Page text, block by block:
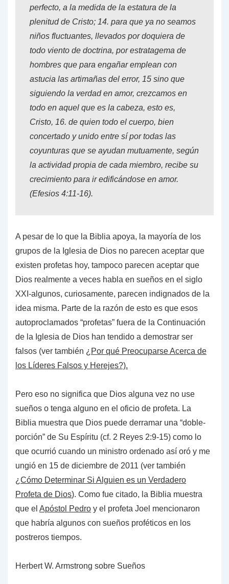
perfecto, a la medida de la estatura de la
plenitud de Cristo; 14. para que ya no seamos
niños fluctuantes, llevados por doquiera de
todo viento de doctrina, por estratagema de
hombres que para engañar emplean con
astucia las artimañas del error, 15 sino que
siguiendo la verdad en amor, crezcamos en
todo en aquel que es la cabeza, esto es,
Cristo, 16. de quien todo el cuerpo, bien
concertado y unido entre sí por todas las
coyunturas que se ayudan mutuamente, según
la actividad propia de cada miembro, recibe su
crecimiento para ir edificándose en amor.
(Efesios 4:11-16).
A pesar de lo que la Biblia apoya, la mayoría de los
grupos de la Iglesia de Dios no parecen aceptar que
existen profetas hoy, tampoco parecen aceptar que
Dios realmente a veces habla en sueños en el siglo
XXI-algunos, curiosamente, parecen indignados de la
idea misma. Parte de la razón de esto es que esos
autoproclamados “profetas” fuera de la Continuación
de la Iglesia de Dios han tendido a demostrar ser
falsos (ver también ¿Por qué Preocuparse Acerca de
los Líderes Falsos y Herejes?).
Pero eso no significa que Dios alguna vez no use
sueños o tenga alguno en el oficio de profeta. La
Biblia muestra que Dios puede derramar una “doble-
porción” de Su Espíritu (cf. 2 Reyes 2:9-15) como lo
que ocurrió cuando un ministro ordenado así oró y me
ungió en 15 de diciembre de 2011 (ver también
¿Cómo Determinar Si Alguien es un Verdadero
Profeta de Dios). Como fue citado, la Biblia muestra
que el Apóstol Pedro y el profeta Joel mencionaron
que habría algunos con sueños proféticos en los
postreros tiempos.
Herbert W. Armstrong sobre Sueños